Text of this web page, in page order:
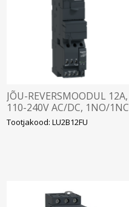
JÕU-REVERSMOODUL 12A,
110-240V AC/DC, 1NO/
Schneider
Tootjakood: LU2B12FU